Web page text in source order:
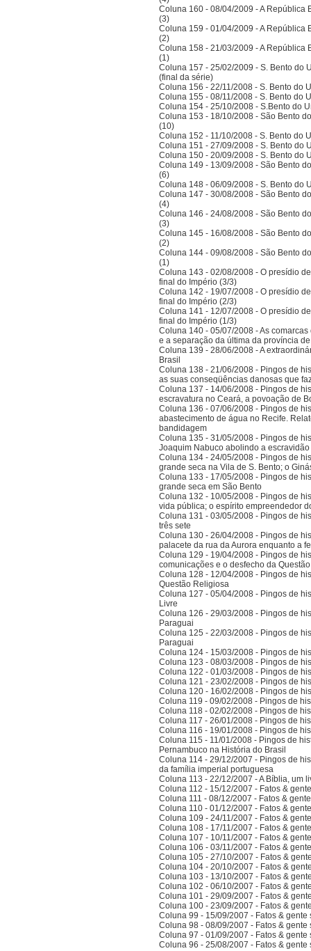
Coluna 160 - 08/04/2009 - A República
(3)
Coluna 159 - 01/04/2009 - A República
(2)
Coluna 158 - 21/03/2009 - A República
(1)
Coluna 157 - 25/02/2009 - S. Bento do
(final da série)
Coluna 156 - 22/11/2008 - S. Bento do
Coluna 155 - 08/11/2008 - S. Bento do
Coluna 154 - 25/10/2008 - S.Bento do
Coluna 153 - 18/10/2008 - São Bento
(10)
Coluna 152 - 11/10/2008 - S. Bento do
Coluna 151 - 27/09/2008 - S. Bento do
Coluna 150 - 20/09/2008 - S. Bento do
Coluna 149 - 13/09/2008 - São Bento
(6)
Coluna 148 - 06/09/2008 - S. Bento do
Coluna 147 - 30/08/2008 - São Bento
(4)
Coluna 146 - 24/08/2008 - São Bento
(3)
Coluna 145 - 16/08/2008 - São Bento
(2)
Coluna 144 - 09/08/2008 - São Bento
(1)
Coluna 143 - 02/08/2008 - O presídio
final do Império (3/3)
Coluna 142 - 19/07/2008 - O presídio
final do Império (2/3)
Coluna 141 - 12/07/2008 - O presídio
final do Império (1/3)
Coluna 140 - 05/07/2008 - As
e a separação da última da província
Coluna 139 - 28/06/2008 - A
Brasil
Coluna 138 - 21/06/2008 - Pingos de
as suas conseqüências danosas que
Coluna 137 - 14/06/2008 - Pingos de
escravatura no Ceará, a povoação de
Coluna 136 - 07/06/2008 - Pingos de
abastecimento de água no Recife.
bandidagem
Coluna 135 - 31/05/2008 - Pingos de
Joaquim Nabuco abolindo a
Coluna 134 - 24/05/2008 - Pingos de
grande seca na Vila de S. Bento; o
Coluna 133 - 17/05/2008 - Pingos de
grande seca em São Bento
Coluna 132 - 10/05/2008 - Pingos de
vida pública; o espírito empreendedor
Coluna 131 - 03/05/2008 - Pingos de
três sete
Coluna 130 - 26/04/2008 - Pingos de
palacete da rua da Aurora enquanto a
Coluna 129 - 19/04/2008 - Pingos de
comunicações e o desfecho da
Coluna 128 - 12/04/2008 - Pingos de
Questão Religiosa
Coluna 127 - 05/04/2008 - Pingos de
Livre
Coluna 126 - 29/03/2008 - Pingos de
Paraguai
Coluna 125 - 22/03/2008 - Pingos de
Paraguai
Coluna 124 - 15/03/2008 - Pingos de
Coluna 123 - 08/03/2008 - Pingos de
Coluna 122 - 01/03/2008 - Pingos de
Coluna 121 - 23/02/2008 - Pingos de
Coluna 120 - 16/02/2008 - Pingos de
Coluna 119 - 09/02/2008 - Pingos de
Coluna 118 - 02/02/2008 - Pingos de
Coluna 117 - 26/01/2008 - Pingos de
Coluna 116 - 19/01/2008 - Pingos de
Coluna 115 - 11/01/2008 - Pingos de
Pernambuco na História do Brasil
Coluna 114 - 29/12/2007 - Pingos de
da família imperial portuguesa
Coluna 113 - 22/12/2007 - A Bíblia, um
Coluna 112 - 15/12/2007 - Fatos &
Coluna 111 - 08/12/2007 - Fatos &
Coluna 110 - 01/12/2007 - Fatos &
Coluna 109 - 24/11/2007 - Fatos &
Coluna 108 - 17/11/2007 - Fatos &
Coluna 107 - 10/11/2007 - Fatos &
Coluna 106 - 03/11/2007 - Fatos &
Coluna 105 - 27/10/2007 - Fatos &
Coluna 104 - 20/10/2007 - Fatos &
Coluna 103 - 13/10/2007 - Fatos &
Coluna 102 - 06/10/2007 - Fatos &
Coluna 101 - 29/09/2007 - Fatos &
Coluna 100 - 23/09/2007 - Fatos &
Coluna 99 - 15/09/2007 - Fatos &
Coluna 98 - 08/09/2007 - Fatos &
Coluna 97 - 01/09/2007 - Fatos &
Coluna 96 - 25/08/2007 - Fatos &